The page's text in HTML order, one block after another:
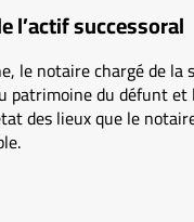
l’actif successoral
le notaire chargé de
patrimoine du défunt
des lieux que le